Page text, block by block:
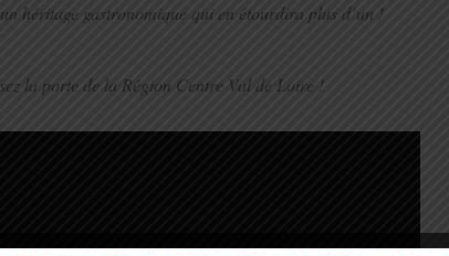
héritage gastronomique qui en étourdira plus d’un !
la porte de la Région Centre Val de Loire !